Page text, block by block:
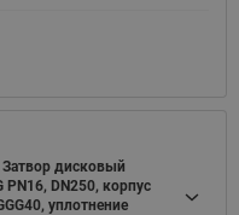
дисковый
DN250, корпус
уплотнение